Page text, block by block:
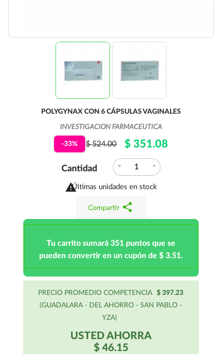
POLYGYNAX CON 6 CÁPSULAS VAGINALES
INVESTIGACION FARMACEUTICA
-33% $ 524.00 $ 351.08
Cantidad expand_more expand_less

Últimas unidades en stock
Compartir share
Tu carrito sumará 351 puntos que se
pueden convertir en un cupón de $ 3.51.
PRECIO PROMEDIO COMPETENCIA
$ 397.23
(GUADALARA - DEL AHORRO - SAN PABLO -
YZA)
USTED AHORRA
$ 46.15